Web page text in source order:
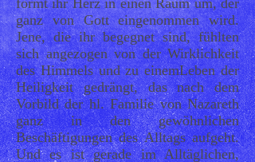
formt ihr Herz in einen Raum um, der
ganz von Gott eingenommen wird.
Jene, die ihr begegnet sind, fühlten
sich angezogen von der Wirklichkeit
des Himmels und zu einemLeben der
Heiligkeit gedrängt, das nach dem
Vorbild der hl. Familie von Nazareth
ganz in den gewöhnlichen
Beschäftigungen des Alltags aufgeht.
Und es ist gerade im Alltäglichen,